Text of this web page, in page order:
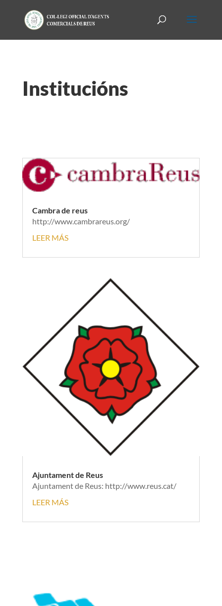
Institucións
Cambra de reus
http://www.cambrareus.org/
LEER MÁS
Ajuntament de Reus
Ajuntament de Reus: http://www.reus.cat/
LEER MÁS